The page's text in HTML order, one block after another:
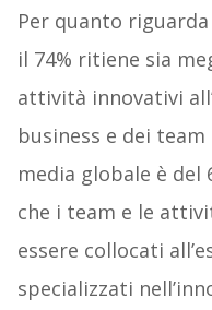
Per quanto
il 74% ritiene sia
attività innovativi
business e dei
media globale è del
che i team e le
essere collocati
specializzati